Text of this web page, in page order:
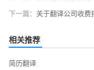
下一篇： 关于翻译公司收费
相关推荐
简历翻译